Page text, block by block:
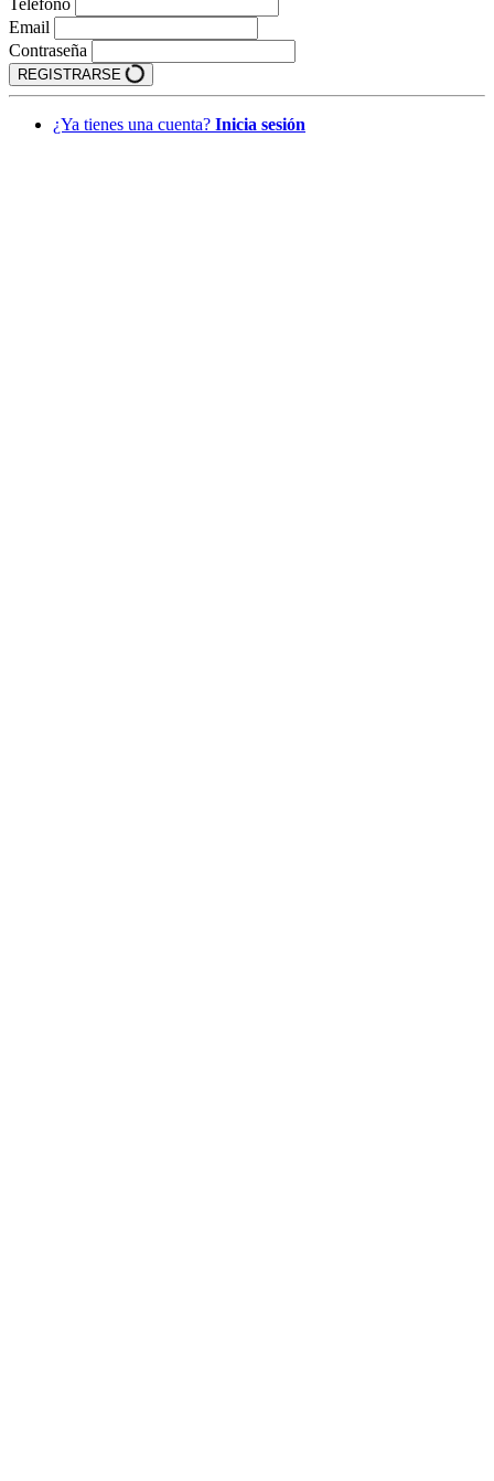
Teléfono
Email
Contraseña
REGISTRARSE
¿Ya tienes una cuenta? Inicia sesión